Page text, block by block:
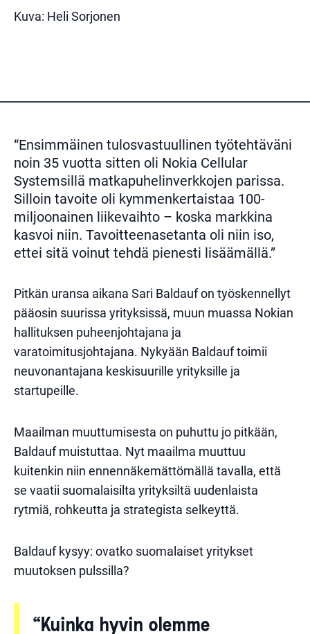
Kuva: Heli Sorjonen
“Ensimmäinen tulosvastuullinen työtehtäväni
noin 35 vuotta sitten oli Nokia Cellular
Systemsillä matkapuhelinverkkojen parissa.
Silloin tavoite oli kymmenkertaistaa 100-
miljoonainen liikevaihto – koska markkina
kasvoi niin. Tavoitteenasetanta oli niin iso,
ettei sitä voinut tehdä pienesti lisäämällä.”
Pitkän uransa aikana Sari Baldauf on työskennellyt
pääosin suurissa yrityksissä, muun muassa Nokian
hallituksen puheenjohtajana ja
varatoimitusjohtajana. Nykyään Baldauf toimii
neuvonantajana keskisuurille yrityksille ja
startupeille.
Maailman muuttumisesta on puhuttu jo pitkään,
Baldauf muistuttaa. Nyt maailma muuttuu
kuitenkin niin ennennäkemättömällä tavalla, että
se vaatii suomalaisilta yrityksiltä uudenlaista
rytmiä, rohkeutta ja strategista selkeyttä.
Baldauf kysyy: ovatko suomalaiset yritykset
muutoksen pulssilla?
“Kuinka hyvin olemme